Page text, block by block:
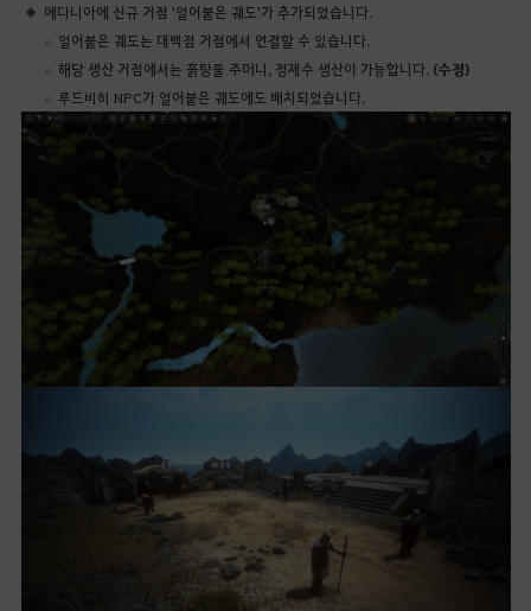
에다니아에 신규 거점 '얼어붙은 궤도'가 추가되었습니다.
얼어붙은 궤도는 대백점 거점에서 연결할 수 있습니다.
해당 생산 거점에서는 흙탕물 주머니, 정제수 생산이 가능합니다. (수정)
루드비히 NPC가 얼어붙은 궤도에도 배치되었습니다.